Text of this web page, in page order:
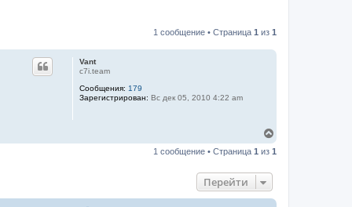
1 сообщение • Страница 1 из 1
Vant
c7i.team
Сообщения: 179
Зарегистрирован: Вс дек 05, 2010 4:22 am
р
1 сообщение • Страница 1 из 1
Перейти